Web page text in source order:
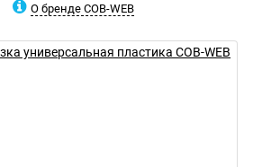
О бренде COB-WEB